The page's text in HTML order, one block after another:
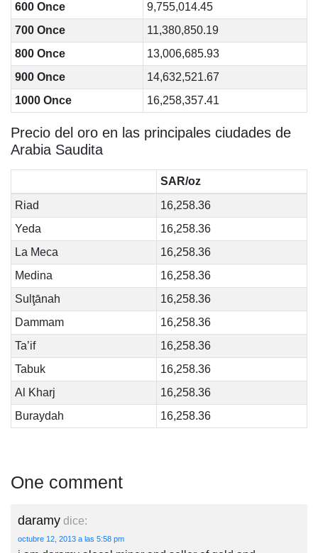
600 Once
9,755,014.45
700 Once
11,380,850.19
800 Once
13,006,685.93
900 Once
14,632,521.67
1000 Once
16,258,357.41
Precio del oro en las principales ciudades de
Arabia Saudita
SAR/oz
Riad
16,258.36
Yeda
16,258.36
La Meca
16,258.36
Medina
16,258.36
Sulţānah
16,258.36
Dammam
16,258.36
Ta’if
16,258.36
Tabuk
16,258.36
Al Kharj
16,258.36
Buraydah
16,258.36
One comment
daramy dice:
octubre 12, 2013 a las 5:58 pm